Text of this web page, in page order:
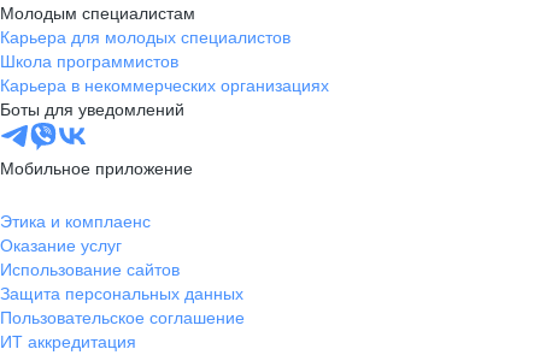
Молодым специалистам
Карьера для молодых специалистов
Школа программистов
Карьера в некоммерческих организациях
Боты для уведомлений
Мобильное приложение
Этика и комплаенс
Оказание услуг
Использование сайтов
Защита персональных данных
Пользовательское соглашение
ИТ аккредитация